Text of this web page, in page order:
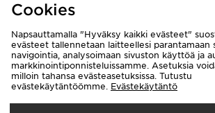
Löydä myymälä
Kumppanuusohjelma
Toimitetaan
Cookies
Napsauttamalla "Hyväksy kaikki evästeet"
evästeet tallennetaan laitteellesi parantamaan
navigointia, analysoimaan sivuston käyttöä ja
markkinointiponnisteluissamme. Asetuksia
milloin tahansa evästeasetuksissa. Tutustu
evästekäytäntöömme. Evästekäytäntö